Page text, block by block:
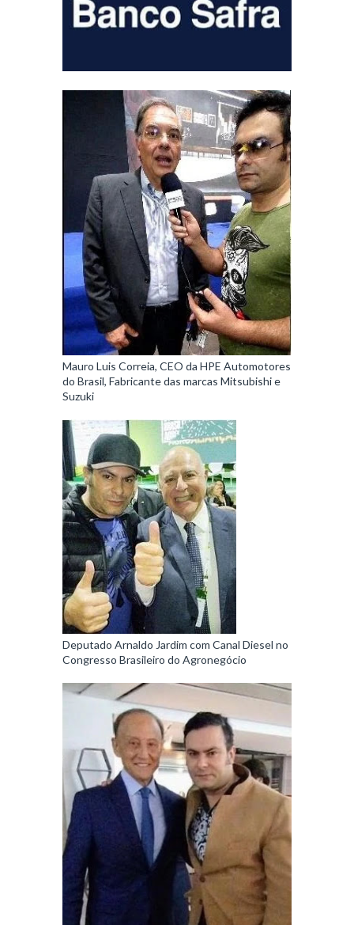
Mauro Luis Correia, CEO da HPE Automotores
do Brasil, Fabricante das marcas Mitsubishi e
Suzuki
Deputado Arnaldo Jardim com Canal Diesel no
Congresso Brasileiro do Agronegócio